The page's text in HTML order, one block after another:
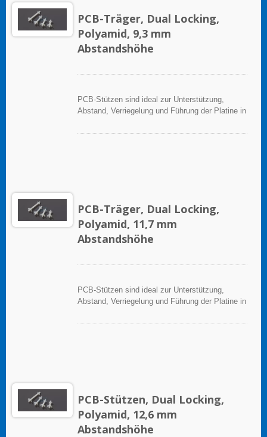
PCB-Träger, Dual Locking,
Polyamid, 9,3 mm
Abstandshöhe
PCB-Stützen sind ideal zur Unterstützung,
Abstand, Verriegelung und Führung der Platine in
PCB-Träger, Dual Locking,
Polyamid, 11,7 mm
Abstandshöhe
PCB-Stützen sind ideal zur Unterstützung,
Abstand, Verriegelung und Führung der Platine in
PCB-Stützen, Dual Locking,
Polyamid, 12,6 mm
Abstandshöhe